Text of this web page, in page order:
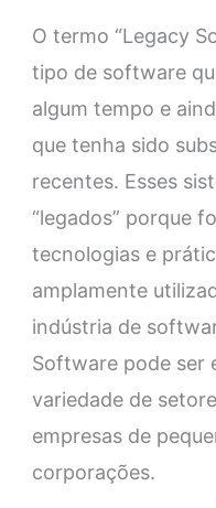
O termo “Legacy
tipo de software
algum tempo e
que tenha sido
recentes. Esses
“legados” porque
tecnologias e
amplamente
indústria de
Software pode ser
variedade de
empresas de
corporações.